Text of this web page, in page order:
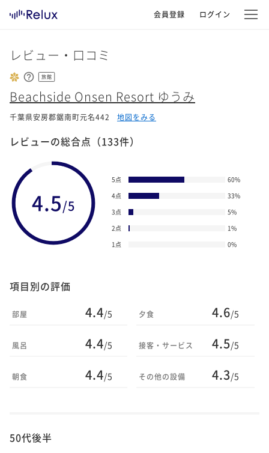
会員登録 ログイン
レビュー・口コミ
旅館
Beachside Onsen Resort ゆうみ
千葉県安房郡鋸南町元名442 地図をみる
レビューの総合点 （133件）
4.5/5
5点 60%
4点
33%
3点
5%
2点
1%
1点
0%
項目別の評価
部屋 4.4/5
風呂 4.4/5
朝食 4.4/5
夕食 4.6/5
接客・サービス 4.5/5
その他の設備 4.3/5
50代後半